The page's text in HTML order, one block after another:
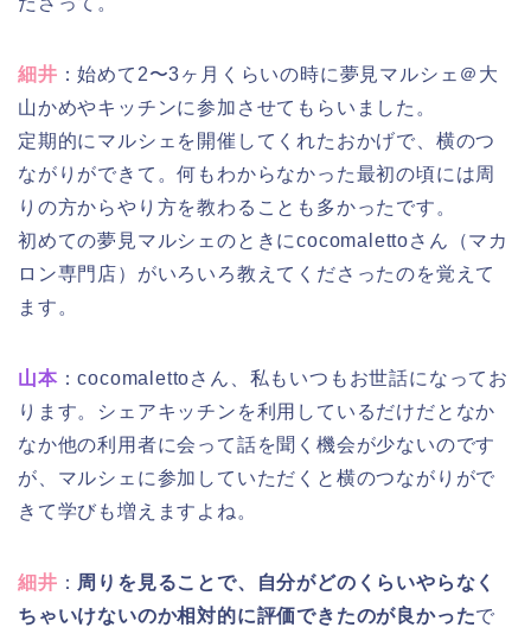
細井 ：始めて2〜3ヶ月くらいの時に夢見マルシェ＠大
山かめやキッチンに参加させてもらいました。
定期的にマルシェを開催してくれたおかげで、横のつ
ながりができて。何もわからなかった最初の頃には周
りの方からやり方を教わることも多かったです。
初めての夢見マルシェのときにcocomalettoさん（マカ
ロン専門店）がいろいろ教えてくださったのを覚えて
ます。
山本：cocomalettoさん、私もいつもお世話になってお
ります。シェアキッチンを利用しているだけだとなか
なか他の利用者に会って話を聞く機会が少ないのです
が、マルシェに参加していただくと横のつながりがで
きて学びも増えますよね。
細井 ： 周りを見ることで、自分がどのくらいやらなく
ちゃいけないのか相対的に評価できたのが良かったで